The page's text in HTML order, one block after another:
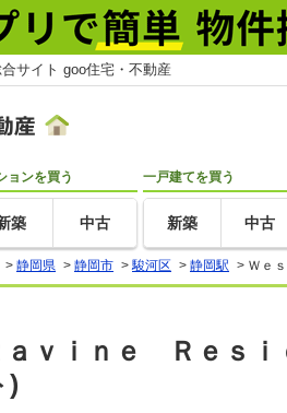
サイト goo住宅・不動産
ョンを買う
築 中古
一戸建てを買う
新築 中古
> 静岡県 > 静岡市 > 駿河区 > 静岡駅 > Ｗｅ
ｖｉｎｅ Ｒｅｓｉ
)